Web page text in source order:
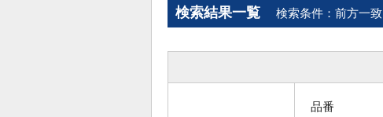
検索結果一覧 検索条件：前方一致
品番